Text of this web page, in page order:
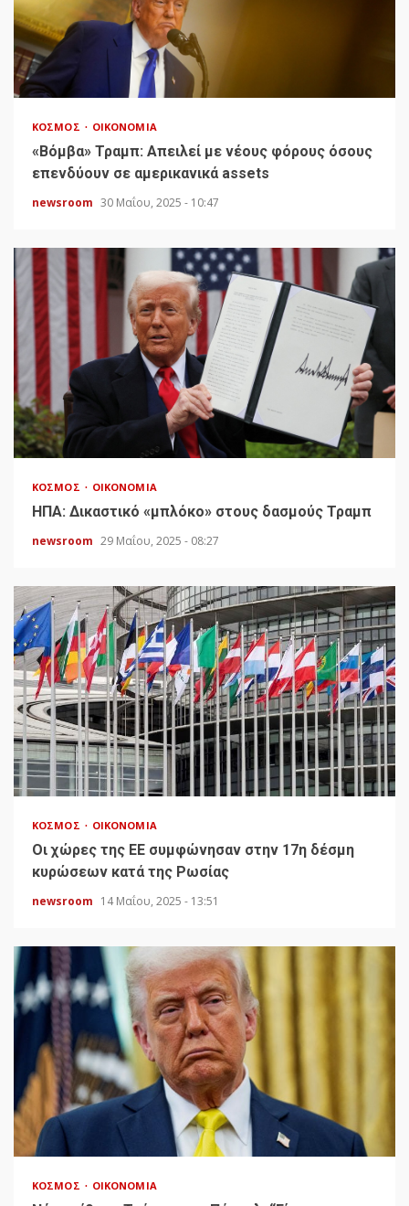
ΚΌΣΜΟΣ ΟΙΚΟΝΟΜΊΑ
«Bόμβα» Τραμπ: Απειλεί με νέους φόρους όσους
επενδύουν σε αμερικανικά assets
newsroom 30 Μαΐου, 2025 - 10:47
ΚΌΣΜΟΣ ΟΙΚΟΝΟΜΊΑ
HΠΑ: Δικαστικό «μπλόκο» στους δασμούς Τραμπ
newsroom 29 Μαΐου, 2025 - 08:27
ΚΌΣΜΟΣ ΟΙΚΟΝΟΜΊΑ
Οι χώρες της ΕΕ συμφώνησαν στην 17η δέσμη
κυρώσεων κατά της Ρωσίας
newsroom 14 Μαΐου, 2025 - 13:51
ΚΌΣΜΟΣ ΟΙΚΟΝΟΜΊΑ